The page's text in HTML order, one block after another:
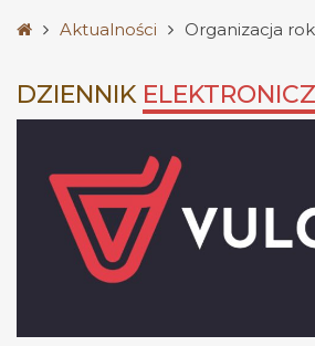
StronaAktualności Organizacja
DZIENNIK